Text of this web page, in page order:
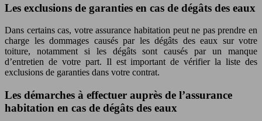
Les exclusions de garanties en cas de dégâts des eaux
Dans certains cas, votre assurance habitation peut ne pas prendre en
charge les dommages causés par les dégâts des eaux sur votre
toiture, notamment si les dégâts sont causés par un manque
d’entretien de votre part. Il est important de vérifier la liste des
exclusions de garanties dans votre contrat.
Les démarches à effectuer auprès de l’assurance
habitation en cas de dégâts des eaux